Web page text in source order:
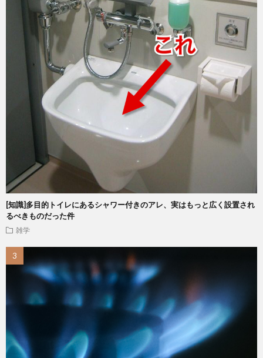
[知識]多目的トイレにあるシャワー付きのアレ、実はもっと広く設置され
るべきものだった件
雑学